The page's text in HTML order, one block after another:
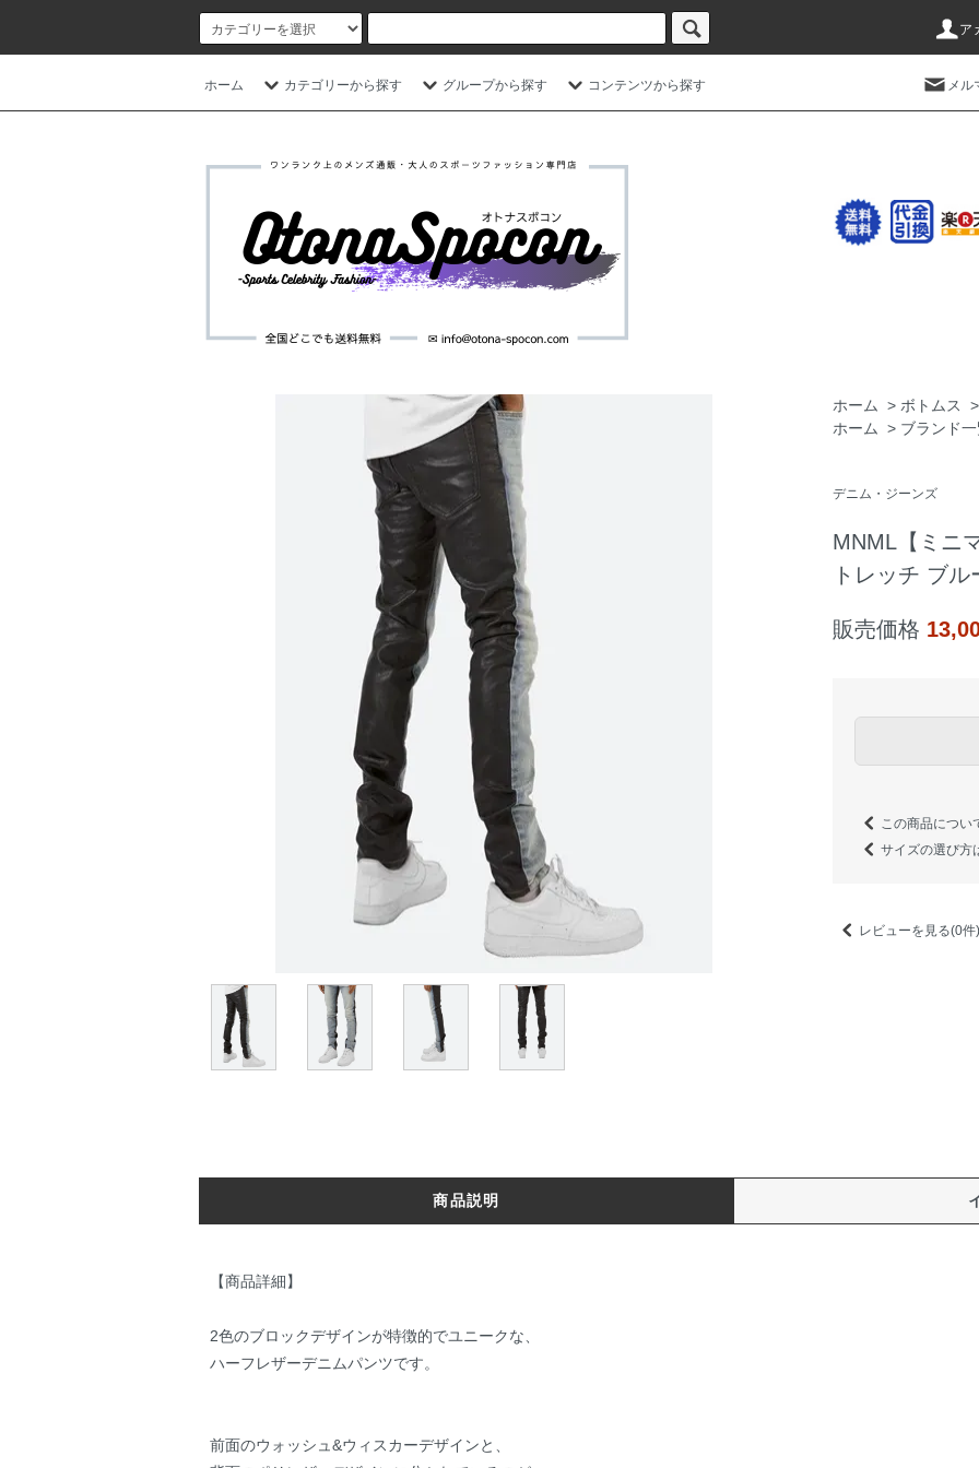
ア
ホーム カテゴリーから探す グループから探す コンテンツから探す メル
ホーム > ボトムス
ホーム
> ブランド
デニム・ジーンズ
MNML【ミニ
トレッチ ブ
販売価格
この商品につい
サイズの選び方
レビューを見る(0件)
商品説明
【商品詳細】
2色のブロックデザインが特徴的でユニークな、
ハーフレザーデニムパンツです。
前面のウォッシュ&ウィスカーデザインと、